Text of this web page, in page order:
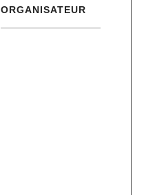
ORGANISATEUR